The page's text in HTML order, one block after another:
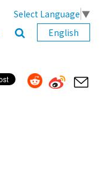
Select Language ▼
English